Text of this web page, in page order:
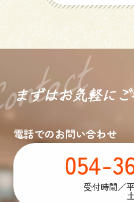
まずはお気軽に
電話でのお問い合わせ
054-
受付時間／